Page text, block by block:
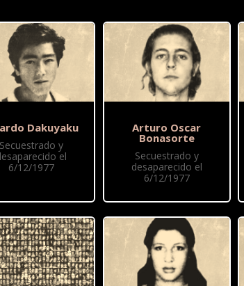
Dakuyaku
Secuestrado y
el
6/12/1977
Arturo Oscar
Bonasorte
Secuestrado y
desaparecido el
6/12/1977